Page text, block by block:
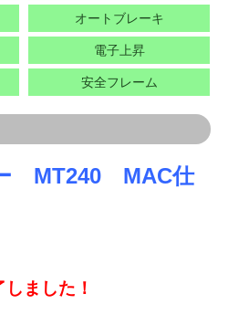
オートブレーキ
電子上昇
安全フレーム
MT240 MAC仕
ました！